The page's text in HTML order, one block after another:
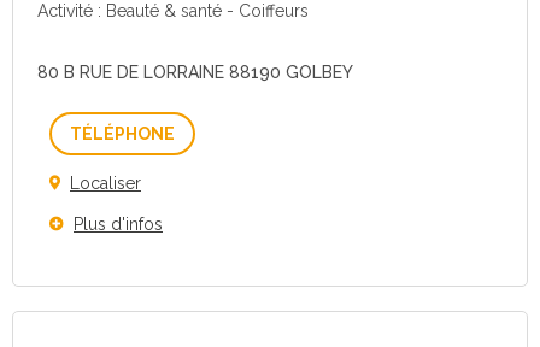
Activité : Beauté & santé - Coiffeurs
80 B RUE DE LORRAINE 88190 GOLBEY
Téléphone
Localiser
Plus d'infos